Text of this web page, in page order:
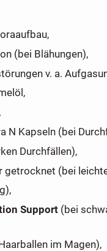
(bei Blähungen),
v. a.
N Kapseln (bei
Durchfällen),
(bei
Support(bei
im Magen),